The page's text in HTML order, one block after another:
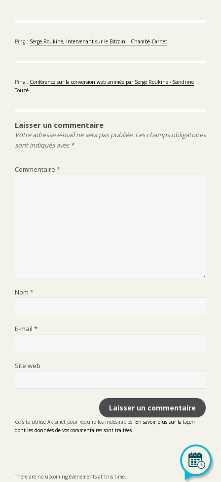
Ping : Serge Roukine, intervenant sur le Bitcoin | Chambé-Carnet
Ping : Conférence sur la conversion web animée par Serge Roukine - Sandrine
Touzé
Laisser un commentaire
Votre adresse e-mail ne sera pas publiée. Les champs obligatoires
sont indiqués avec*
Commentaire *
Nom *
E-mail *
Site web
Ce site utilise Akismet pour réduire les indésirables. En savoir plus sur la façon
dont les données de vos commentaires sont traitées.
There are no upcoming évènements at this time.